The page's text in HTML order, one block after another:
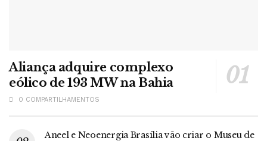
Aliança adquire complexo
eólico de 193 MW na Bahia
0 COMPARTILHAMENTOS
Aneel e Neoenergia Brasília vão criar o Museu de